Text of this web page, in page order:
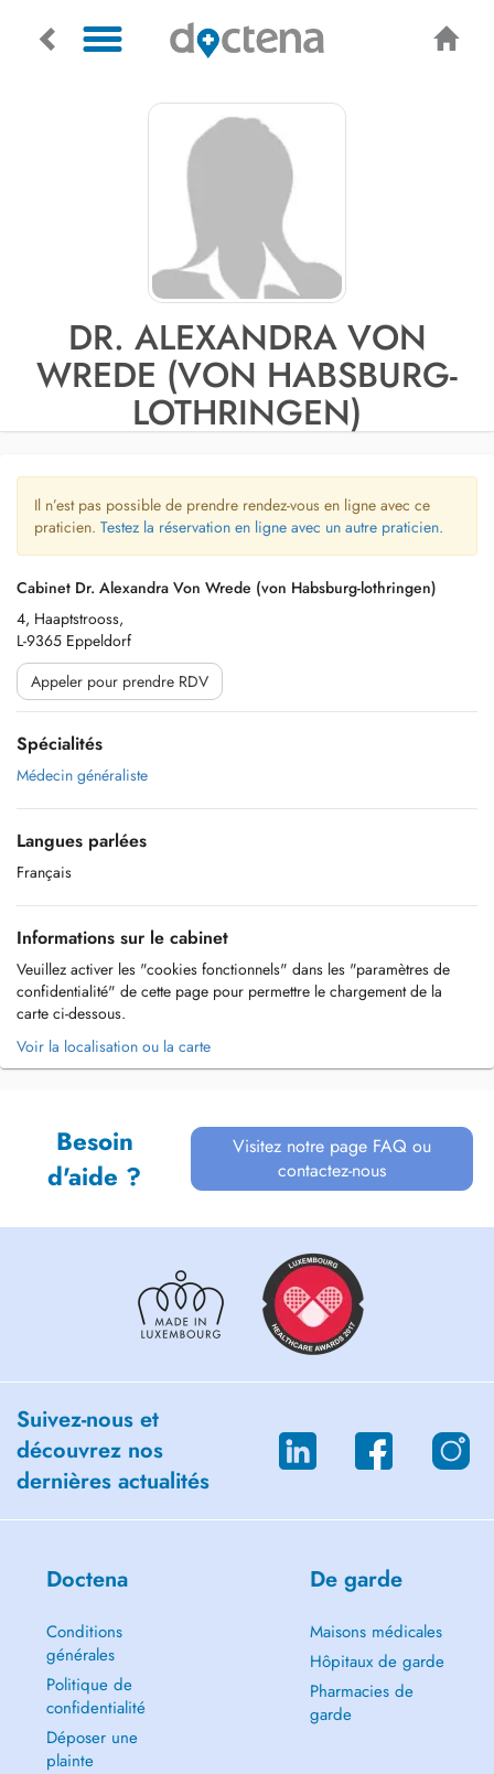
DR. ALEXANDRA VON
WREDE (VON HABSBURG-
LOTHRINGEN)
Il n’est pas possible de prendre rendez-vous en ligne avec ce
praticien. Testez la réservation en ligne avec un autre praticien.
Cabinet Dr. Alexandra Von Wrede (von Habsburg-lothringen)
4, Haaptstrooss,
L-9365 Eppeldorf
Appeler pour prendre RDV
Spécialités
Médecin généraliste
Langues parlées
Français
Informations sur le cabinet
Veuillez activer les "cookies fonctionnels" dans les "paramètres de
confidentialité" de cette page pour permettre le chargement de la
carte ci-dessous.
Voir la localisation ou la carte
Besoin
d'aide ?
Visitez notre page FAQ ou
contactez-nous
Suivez-nous et
découvrez nos
dernières actualités
Doctena
Conditions
générales
Politique de
confidentialité
Déposer une
plainte
De garde
Maisons médicales
Hôpitaux de garde
Pharmacies de
garde